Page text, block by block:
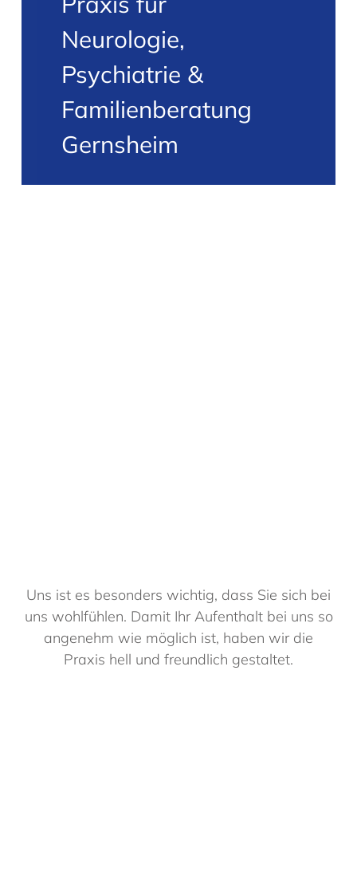
Neurologie,
Psychiatrie &
Familienberatung
Gernsheim
Uns ist es besonders wichtig, dass Sie sich bei
uns wohlfühlen. Damit Ihr Aufenthalt bei uns so
angenehm wie möglich ist, haben wir die
Praxis hell und freundlich gestaltet.